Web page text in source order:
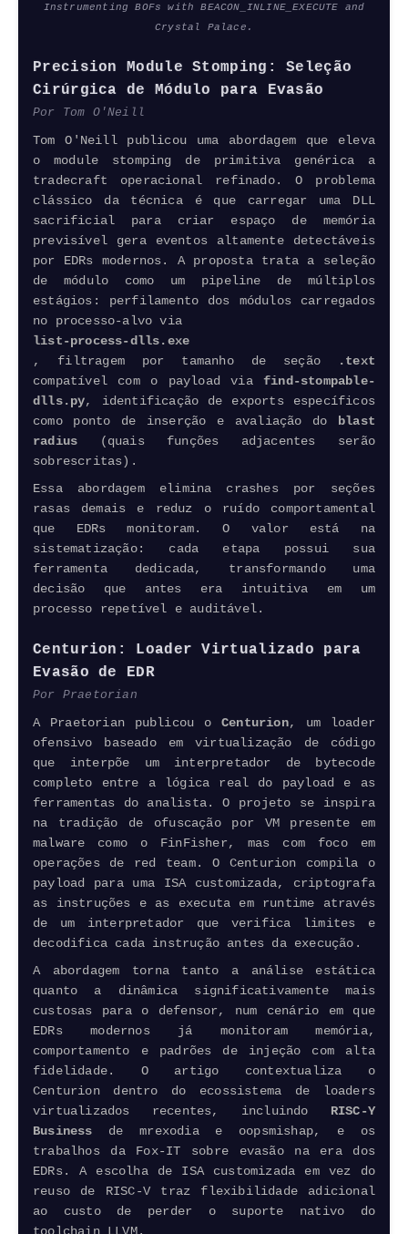
Instrumenting BOFs with BEACON_INLINE_EXECUTE and
Crystal Palace.
Precision Module Stomping: Seleção
Cirúrgica de Módulo para Evasão
Por Tom O'Neill
Tom O'Neill publicou uma abordagem que eleva
o module stomping de primitiva genérica a
tradecraft operacional refinado. O problema
clássico da técnica é que carregar uma DLL
sacrificial para criar espaço de memória
previsível gera eventos altamente detectáveis
por EDRs modernos. A proposta trata a seleção
de módulo como um pipeline de múltiplos
estágios: perfilamento dos módulos carregados
no processo-alvo via
list-process-dlls.​exe
, filtragem por tamanho de seção .text
compatível com o payload viafind-stompable-
dlls.​py, identificação de exports específicos
como ponto de inserção e avaliação do blast
radius
(quais funções adjacentes serão
sobrescritas).
Essa abordagem elimina crashes por seções
rasas demais e reduz o ruído comportamental
que EDRs monitoram. O valor está na
sistematização: cada etapa possui sua
ferramenta dedicada, transformando uma
decisão que antes era intuitiva em um
processo repetível e auditável.
Centurion: Loader Virtualizado para
Evasão de EDR
Por Praetorian
A Praetorian publicou o Centurion, um loader
ofensivo baseado em virtualização de código
que interpõe um interpretador de bytecode
completo entre a lógica real do payload e as
ferramentas do analista. O projeto se inspira
na tradição de ofuscação por VM presente em
malware como o FinFisher, mas com foco em
operações de red team. O Centurion compila o
payload para uma ISA customizada, criptografa
as instruções e as executa em runtime através
de um interpretador que verifica limites e
decodifica cada instrução antes da execução.
A abordagem torna tanto a análise estática
quanto a dinâmica significativamente mais
custosas para o defensor, num cenário em que
EDRs modernos já monitoram memória,
comportamento e padrões de injeção com alta
fidelidade. O artigo contextualiza o
Centurion dentro do ecossistema de loaders
virtualizados recentes, incluindo RISC-Y
Business de mrexodia e oopsmishap, e os
trabalhos da Fox-IT sobre evasão na era dos
EDRs. A escolha de ISA customizada em vez do
reuso de RISC-V traz flexibilidade adicional
ao custo de perder o suporte nativo do
toolchain LLVM.